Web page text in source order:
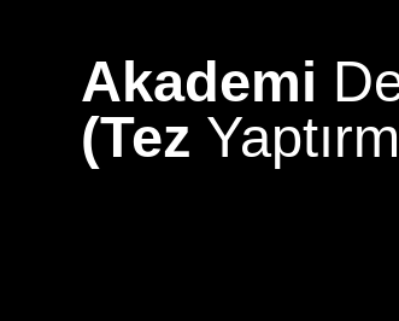
Akademi
(Tez